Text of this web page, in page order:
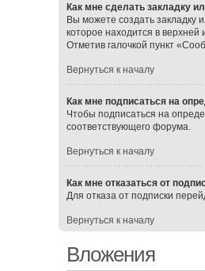
Как мне сделать закладку
Вы можете создать закладку
которое находится в
Отметив галочкой пункт
Вернуться к началу
Как мне подписаться на
Чтобы подписаться на
соответствующего форума.
Вернуться к началу
Как мне отказаться от
Для отказа от подписки
Вернуться к началу
Вложения